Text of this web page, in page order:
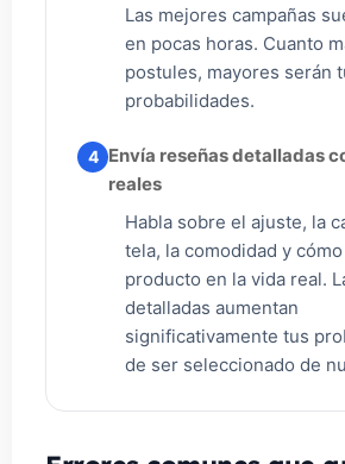
Las mejores campañas
en pocas horas. Cuanto
postules, mayores serán
probabilidades.
4 Envía reseñas detalladas
reales
Habla sobre el ajuste, la
tela, la comodidad y
producto en la vida real.
detalladas aumentan
significativamente tus
de ser seleccionado de